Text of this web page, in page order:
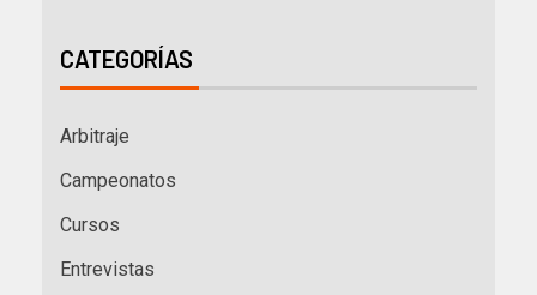
CATEGORÍAS
Arbitraje
Campeonatos
Cursos
Entrevistas